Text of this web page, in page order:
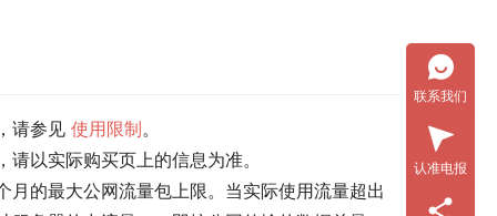
请参见 使用限制。
以实际购买页上的信息为准。
的最大公网流量包上限。当实际使用流量超出
联系我们
认准电报